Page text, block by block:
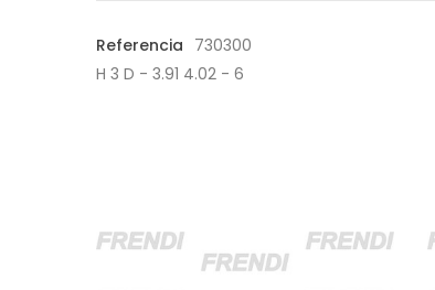
Referencia 730300
H 3 D - 3.91 4.02 - 6